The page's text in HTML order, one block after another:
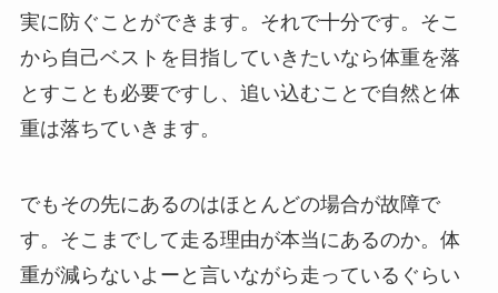
実に防ぐことができます。それで十分です。そこ
から自己ベストを目指していきたいなら体重を落
とすことも必要ですし、追い込むことで自然と体
重は落ちていきます。
でもその先にあるのはほとんどの場合が故障で
す。そこまでして走る理由が本当にあるのか。体
重が減らないよーと言いながら走っているぐらい